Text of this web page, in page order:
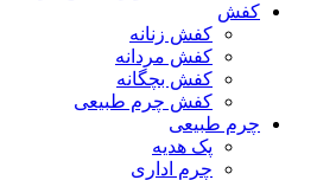
کفش
کفش زنانه
کفش مردانه
کفش بچگانه
کفش چرم طبیعی
چرم طبیعی
پک هدیه
چرم اداری